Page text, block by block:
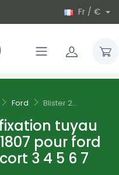
Fr / €
Ford Blister 2...
tuyau
pour ford
3 4 5 6 7